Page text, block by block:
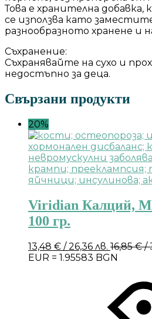
Това е хранителна добавка,
се използва като
разнообразното хранене и
Съхранение:
Съхранявайте на сухо и
недостъпно за деца.
Свързани продукти
20%
Viridian Калций,
100 гр.
13,48 € / 26,36 лв. 16,85€/
EUR = 1.95583 BGN